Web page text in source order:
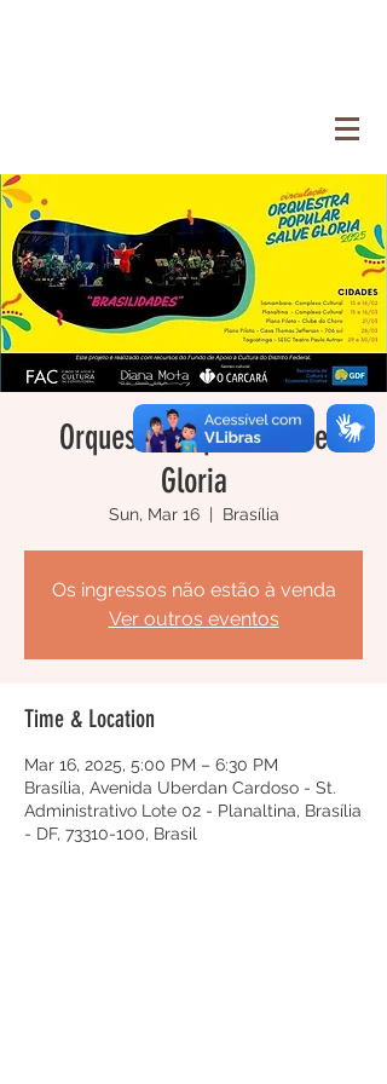
Orquestra Popular Salve
Gloria
Sun, Mar 16
  |
Brasília
Os ingressos não estão à venda
Ver outros eventos
Time & Location
Mar 16, 2025, 5:00 PM – 6:30 PM
Brasília, Avenida Uberdan Cardoso - St.
Administrativo Lote 02 - Planaltina, Brasília
- DF, 73310-100, Brasil